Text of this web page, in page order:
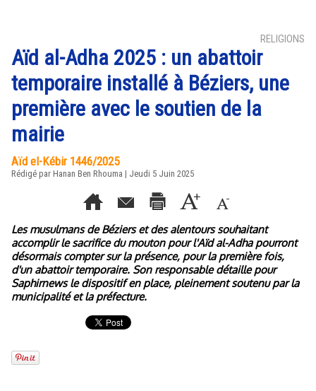
RELIGIONS
Aïd al-Adha 2025 : un abattoir
temporaire installé à Béziers, une
première avec le soutien de la
mairie
Aïd el-Kébir 1446/2025
Rédigé par Hanan Ben Rhouma | Jeudi 5 Juin 2025
Les musulmans de Béziers et des alentours souhaitant
accomplir le sacrifice du mouton pour l'Aïd al-Adha pourront
désormais compter sur la présence, pour la première fois,
d'un abattoir temporaire. Son responsable détaille pour
Saphirnews le dispositif en place, pleinement soutenu par la
municipalité et la préfecture.